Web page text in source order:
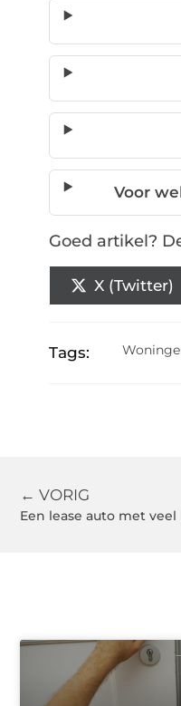
Voor
Goed artikel?
X (Twitter)
Tags:
← VORIG
Een lease auto met